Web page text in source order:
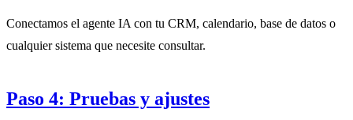
Conectamos el agente IA con tu CRM, calendario, base de datos o
cualquier sistema que necesite consultar.
Paso 4: Pruebas y ajustes